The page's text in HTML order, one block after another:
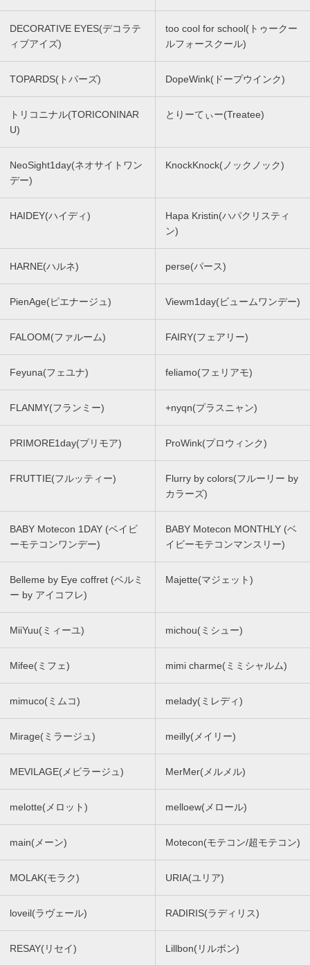
DECORATIVE EYES(デコラテ
ィブアイズ)
too cool for school(トゥークー
ルフォースクール)
TOPARDS(トパーズ) DopeWink(ドープウインク)
トリコニナル(TORICONINAR
U)
とりーてぃー(Treatee)
NeoSight1day(ネオサイトワン
デー)
KnockKnock(ノックノック)
HAIDEY(ハイディ)
Hapa Kristin(ハパクリスティ
ン)
HARNE(ハルネ) perse(パース)
PienAge(ピエナージュ) Viewm1day(ビュームワンデー)
FALOOM(ファルーム) FAIRY(フェアリー)
Feyuna(フェユナ) feliamo(フェリアモ)
FLANMY(フランミー) +nyqn(プラスニャン)
PRIMORE1day(プリモア) ProWink(プロウィンク)
FRUTTIE(フルッティー)
Flurry by colors(フルーリー by
カラーズ)
BABY Motecon 1DAY (ベイビ
ーモテコンワンデー)
BABY Motecon MONTHLY (ベ
イビーモテコンマンスリー)
Belleme by Eye coffret (ベルミ
ー by アイコフレ)
Majette(マジェット)
MiiYuu(ミィーユ) michou(ミシュー)
Mifee(ミフェ) mimi charme(ミミシャルム)
mimuco(ミムコ) melady(ミレディ)
Mirage(ミラージュ) meilly(メイリー)
MEVILAGE(メビラージュ) MerMer(メルメル)
melotte(メロット) melloew(メロール)
main(メーン) Motecon(モテコン/超モテコン)
MOLAK(モラク) URIA(ユリア)
loveil(ラヴェール) RADIRIS(ラディリス)
RESAY(リセイ) Lillbon(リルボン)